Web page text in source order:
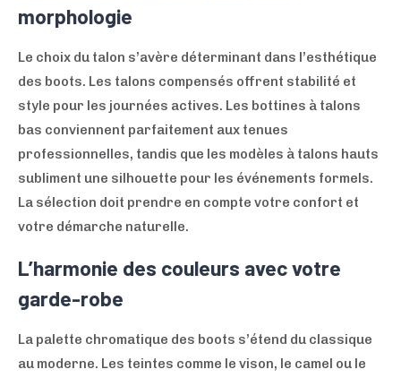
morphologie
Le choix du talon s’avère déterminant dans l’esthétique
des boots. Les talons compensés offrent stabilité et
style pour les journées actives. Les bottines à talons
bas conviennent parfaitement aux tenues
professionnelles, tandis que les modèles à talons hauts
subliment une silhouette pour les événements formels.
La sélection doit prendre en compte votre confort et
votre démarche naturelle.
L’harmonie des couleurs avec votre
garde-robe
La palette chromatique des boots s’étend du classique
au moderne. Les teintes comme le vison, le camel ou le